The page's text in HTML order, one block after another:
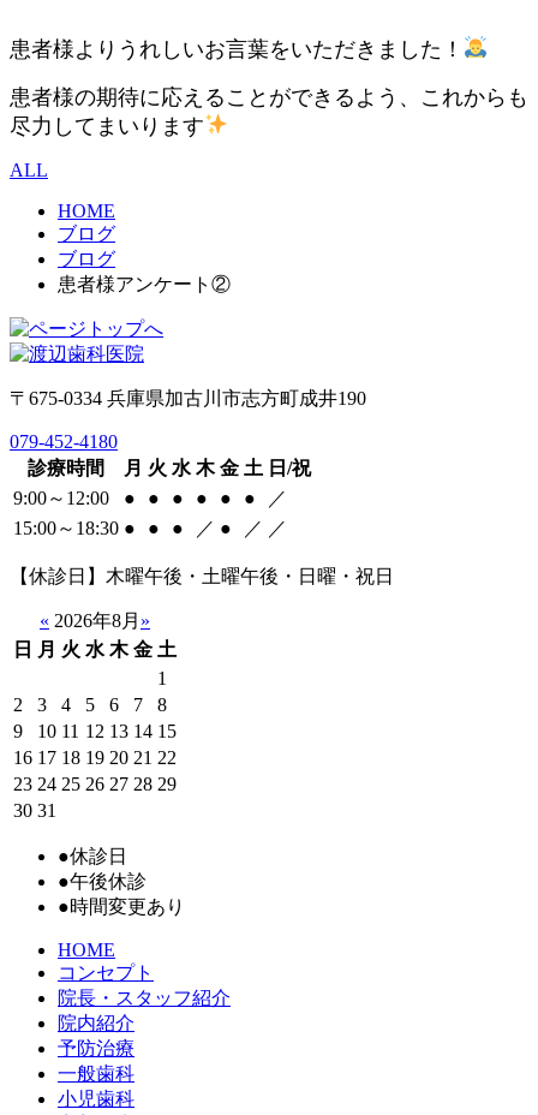
患者様よりうれしいお言葉をいただきました！
患者様の期待に応えることができるよう、これからも
尽力してまいります
ALL
HOME
ブログ
ブログ
患者様アンケート②
〒675-0334 兵庫県加古川市志方町成井190
079-452-4180
診療時間
月 火 水 木 金 土 日/祝
9:00～12:00
● ● ● ● ● ●
／
15:00～18:30 ● ● ● ／ ● ／ ／
【休診日】木曜午後・土曜午後・日曜・祝日
« 2026年8月 »
日
月 火 水 木 金 土
1
2
3 4 5 6 7
8
9
10 11 12 13 14 15
16 17 18 19 20 21 22
23 24 25 26 27 28 29
30 31
●休診日
●午後休診
●時間変更あり
HOME
コンセプト
院長・スタッフ紹介
院内紹介
予防治療
一般歯科
小児歯科